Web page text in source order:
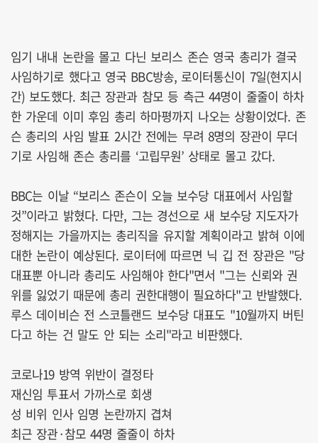
임기 내내 논란을 몰고 다닌 보리스 존슨 영국 총리가 결국
사임하기로 했다고 영국 BBC방송, 로이터통신이 7일(현지시
간) 보도했다. 최근 장관과 참모 등 측근 44명이 줄줄이 하차
한 가운데 이미 후임 총리 하마평까지 나오는 상황이었다. 존
슨 총리의 사임 발표 2시간 전에는 무려 8명의 장관이 무더
기로 사임해 존슨 총리를 ‘고립무원’ 상태로 몰고 갔다.
BBC는 이날 “보리스 존슨이 오늘 보수당 대표에서 사임할
것”이라고 밝혔다. 다만, 그는 경선으로 새 보수당 지도자가
정해지는 가을까지는 총리직을 유지할 계획이라고 밝혀 이에
대한 논란이 예상된다. 로이터에 따르면 닉 깁 전 장관은 "당
대표뿐 아니라 총리도 사임해야 한다"면서 "그는 신뢰와 권
위를 잃었기 때문에 총리 권한대행이 필요하다"고 반발했다.
루스 데이비슨 전 스코틀랜드 보수당 대표도 "10월까지 버틴
다고 하는 건 말도 안 되는 소리"라고 비판했다.
코로나19 방역 위반이 결정타
재신임 투표서 가까스로 회생
성 비위 인사 임명 논란까지 겹쳐
최근 장관·참모 44명 줄줄이 하차